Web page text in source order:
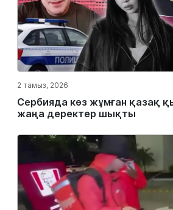
2 тамыз, 2026
Сербияда көз жұмған қазақ
жаңа деректер шықты